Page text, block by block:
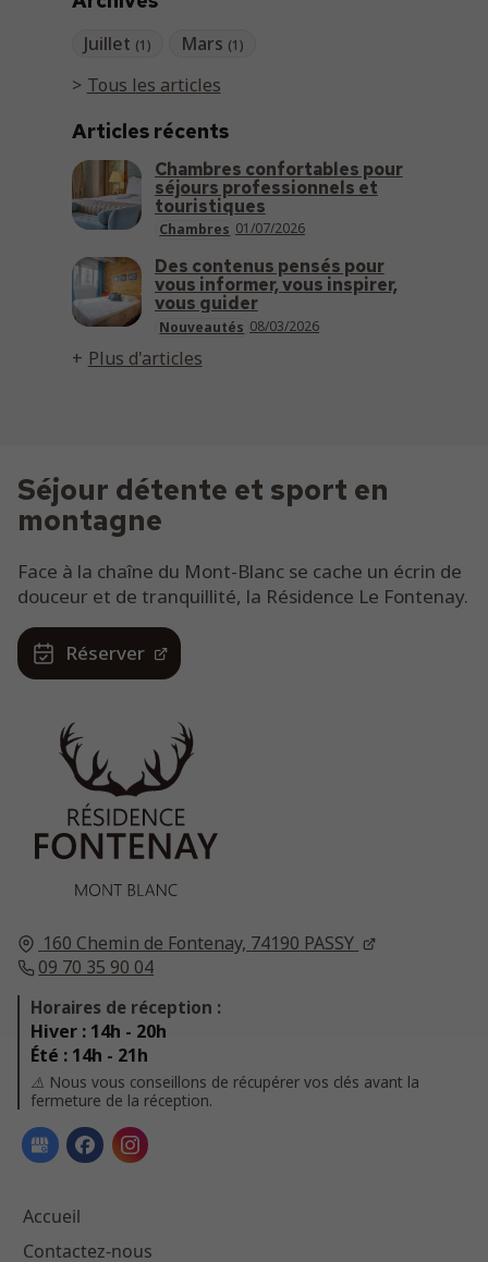
Juillet (1) Mars (1)
Tous les articles
Articles récents
Chambres 01/07/2026
Chambres confortables pour
séjours professionnels et
touristiques
Nouveautés 08/03/2026
Des contenus pensés pour
vous informer, vous inspirer,
vous guider
Plus d'articles
160 Chemin de Fontenay, 74190 PASSY
09 70 35 90 04
Horaires de réception :
Hiver : 14h - 20h
Été : 14h - 21h
⚠️ Nous vous conseillons de récupérer vos clés avant la
fermeture de la réception.
Accueil
Contactez-nous
Séjour détente et sport en
montagne
Face à la chaîne du Mont-Blanc se cache un écrin de
douceur et de tranquillité, la Résidence Le Fontenay.
Réserver